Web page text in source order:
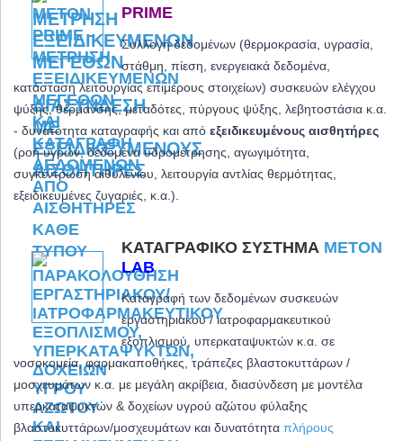
PRIME
Συλλογή δεδομένων (θερμοκρασία, υγρασία,
στάθμη, πίεση, ενεργειακά δεδομένα,
κατάσταση λειτουργίας επιμέρους στοιχείων) συσκευών ελέγχου
ψύξης, θέρμανσης, μεταδότες, πύργους ψύξης, λεβητοστάσια κ.α.
- δυνατότητα καταγραφής και από εξειδικευμένους αισθητήρες
(ροή υγρών, δεδομένα υδρομέτρησης, αγωγιμότητα,
συγκέντρωση αιθυλενίου, λειτουργία αντλίας θερμότητας,
εξειδικευμένες ζυγαριές, κ.α.).
ΚΑΤΑΓΡΑΦΙΚΌ ΣΎΣΤΗΜΑ METON
LAB
Καταγραφή των δεδομένων συσκευών
εργαστηριακού / ιατροφαρμακευτικού
εξοπλισμού, υπερκαταψυκτών κ.α. σε
νοσοκομεία, φαρμακαποθήκες, τράπεζες βλαστοκυττάρων /
μοσχευμάτων κ.α. με μεγάλη ακρίβεια, διασύνδεση με μοντέλα
υπερκαταψυκτών & δοχείων υγρού αζώτου φύλαξης
βλαστοκυττάρων/μοσχευμάτων και δυνατότητα πλήρους